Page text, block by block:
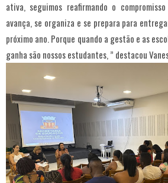
ativa, seguimos reafirmando o compromisso
avança, se organiza e se prepara para
próximo ano. Porque quando a gestão e as
ganha são nossos estudantes, ” destacou